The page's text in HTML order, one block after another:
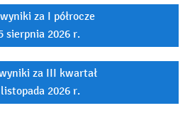
za I półrocze
sierpnia 2026 r.
za III kwartał
2026 r.